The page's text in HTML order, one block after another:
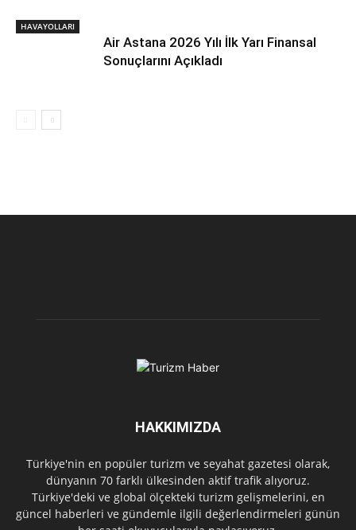
HAVAYOLLARI
Air Astana 2026 Yılı İlk Yarı Finansal
Sonuçlarını Açıkladı
HAKKIMIZDA
Türkiye'nin en popüler turizm ve seyahat gazetesi olarak,
dünyanın 70 farklı ülkesinden aktif trafik alıyoruz.
Türkiye'deki ve global ölçekteki turizm gelişmelerini, en
güncel haberleri ve gündemle ilgili değerlendirmeleri günün